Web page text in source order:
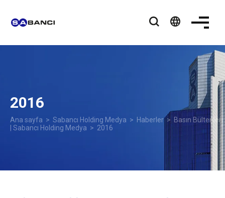
language
2016
Ana sayfa > Sabancı Holding Medya > Haberler> Basın Bültenleri
| Sabancı Holding Medya > 2016